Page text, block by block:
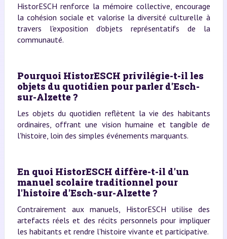
HistorESCH renforce la mémoire collective, encourage
la cohésion sociale et valorise la diversité culturelle à
travers l'exposition d'objets représentatifs de la
communauté.
Pourquoi HistorESCH privilégie-t-il les
objets du quotidien pour parler d'Esch-
sur-Alzette ?
Les objets du quotidien reflètent la vie des habitants
ordinaires, offrant une vision humaine et tangible de
l'histoire, loin des simples événements marquants.
En quoi HistorESCH diffère-t-il d'un
manuel scolaire traditionnel pour
l'histoire d'Esch-sur-Alzette ?
Contrairement aux manuels, HistorESCH utilise des
artefacts réels et des récits personnels pour impliquer
les habitants et rendre l'histoire vivante et participative.